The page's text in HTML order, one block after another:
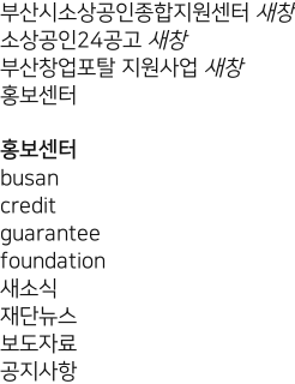
부산시소상공인종합지원센터 새창
소상공인24공고 새창
부산창업포탈 지원사업 새창
홍보센터
홍보센터
busan
credit
guarantee
foundation
새소식
재단뉴스
보도자료
공지사항